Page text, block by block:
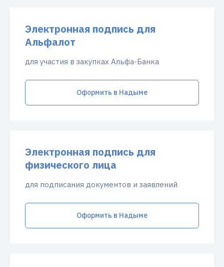
Электронная подпись для
Альфалот
для участия в закупках Альфа-Банка
Оформить в Надыме
Электронная подпись для
физического лица
для подписания документов и заявлений
Оформить в Надыме